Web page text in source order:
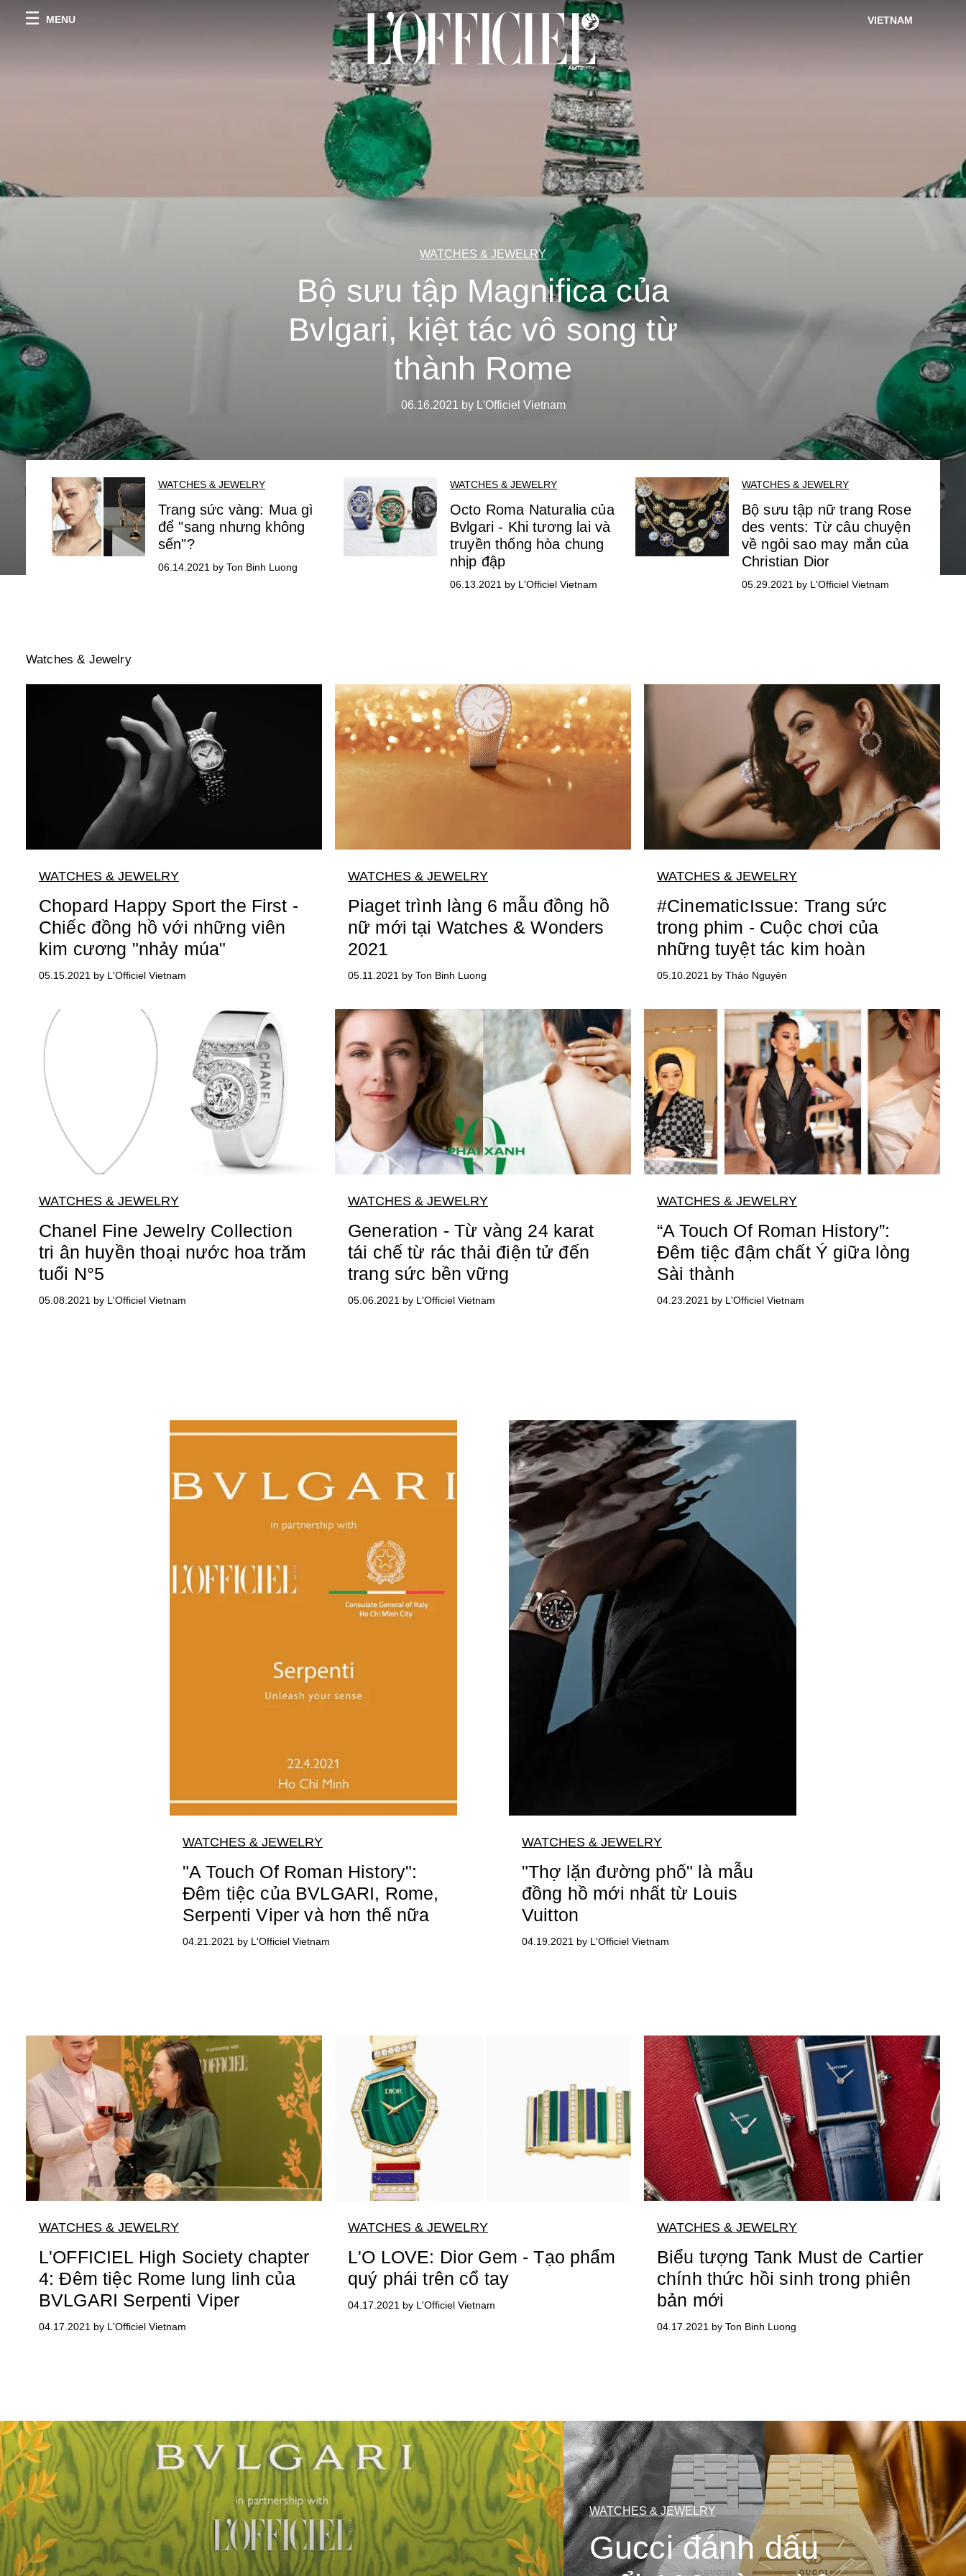
MENU VIETNAM
WATCHES & JEWELRY
Bộ sưu tập Magnifica của
Bvlgari, kiệt tác vô song từ
thành Rome
06.16.2021 by L'Officiel Vietnam
WATCHES & JEWELRY
Trang sức vàng: Mua gì
để "sang nhưng không
sến"?
06.14.2021 by Ton Binh Luong
WATCHES & JEWELRY
Octo Roma Naturalia của
Bvlgari - Khi tương lai và
truyền thống hòa chung
nhịp đập
06.13.2021 by L'Officiel Vietnam
WATCHES & JEWELRY
Bộ sưu tập nữ trang Rose
des vents: Từ câu chuyện
về ngôi sao may mắn của
Christian Dior
05.29.2021 by L'Officiel Vietnam
Watches & Jewelry
WATCHES & JEWELRY
Chopard Happy Sport the First -
Chiếc đồng hồ với những viên
kim cương "nhảy múa"
05.15.2021 by L'Officiel Vietnam
WATCHES & JEWELRY
Piaget trình làng 6 mẫu đồng hồ
nữ mới tại Watches & Wonders
2021
05.11.2021 by Ton Binh Luong
WATCHES & JEWELRY
#CinematicIssue: Trang sức
trong phim - Cuộc chơi của
những tuyệt tác kim hoàn
05.10.2021 by Thảo Nguyên
WATCHES & JEWELRY
Chanel Fine Jewelry Collection
tri ân huyền thoại nước hoa trăm
tuổi N°5
05.08.2021 by L'Officiel Vietnam
WATCHES & JEWELRY
Generation - Từ vàng 24 karat
tái chế từ rác thải điện tử đến
trang sức bền vững
05.06.2021 by L'Officiel Vietnam
WATCHES & JEWELRY
“A Touch Of Roman History”:
Đêm tiệc đậm chất Ý giữa lòng
Sài thành
04.23.2021 by L'Officiel Vietnam
WATCHES & JEWELRY
"A Touch Of Roman History":
Đêm tiệc của BVLGARI, Rome,
Serpenti Viper và hơn thế nữa
04.21.2021 by L'Officiel Vietnam
WATCHES & JEWELRY
"Thợ lặn đường phố" là mẫu
đồng hồ mới nhất từ Louis
Vuitton
04.19.2021 by L'Officiel Vietnam
WATCHES & JEWELRY
L'OFFICIEL High Society chapter
4: Đêm tiệc Rome lung linh của
BVLGARI Serpenti Viper
04.17.2021 by L'Officiel Vietnam
WATCHES & JEWELRY
L'O LOVE: Dior Gem - Tạo phẩm
quý phái trên cổ tay
04.17.2021 by L'Officiel Vietnam
WATCHES & JEWELRY
Biểu tượng Tank Must de Cartier
chính thức hồi sinh trong phiên
bản mới
04.17.2021 by Ton Binh Luong
WATCHES & JEWELRY
Gucci đánh dấu